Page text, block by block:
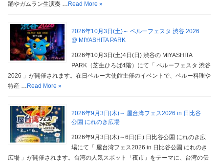
踊やガムラン生演奏 … Read More »
2026年10月3日(土)～ ペルーフェスタ 渋谷 2026
@ MIYASHITA PARK
2026年10月3日(土)4日(日) 渋谷の MIYASHITA
PARK（芝生ひろば4階）にて「 ペルーフェスタ 渋谷
2026 」が開催されます。在日ペルー大使館主催のイベントで、ペルー料理や
特産 … Read More »
2026年9月3日(木)～ 屋台湾フェス2026 in 日比谷
公園 にれのき広場
2026年9月3日(木)～6日(日) 日比谷公園 にれのき広
場にて「 屋台湾フェス2026 in 日比谷公園 にれのき
広場 」が開催されます。台湾の人気スポット「夜市」をテーマに、台湾の伝